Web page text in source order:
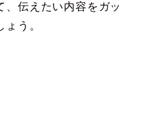
、伝えたい内容をガッ
う。